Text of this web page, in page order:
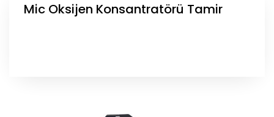
Mic Oksijen Konsantratörü Tamir